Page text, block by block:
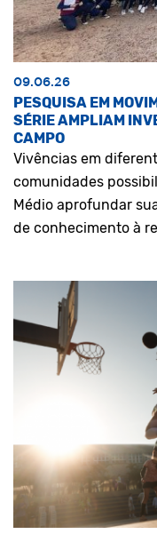
09.06.26
PESQUISA EM
SÉRIE AMPLIAM
CAMPO
Vivências em
comunidades
Médio aprofundar
de conhecimento à